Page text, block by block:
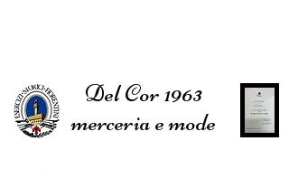
Del Cor 1963
merceria e mode